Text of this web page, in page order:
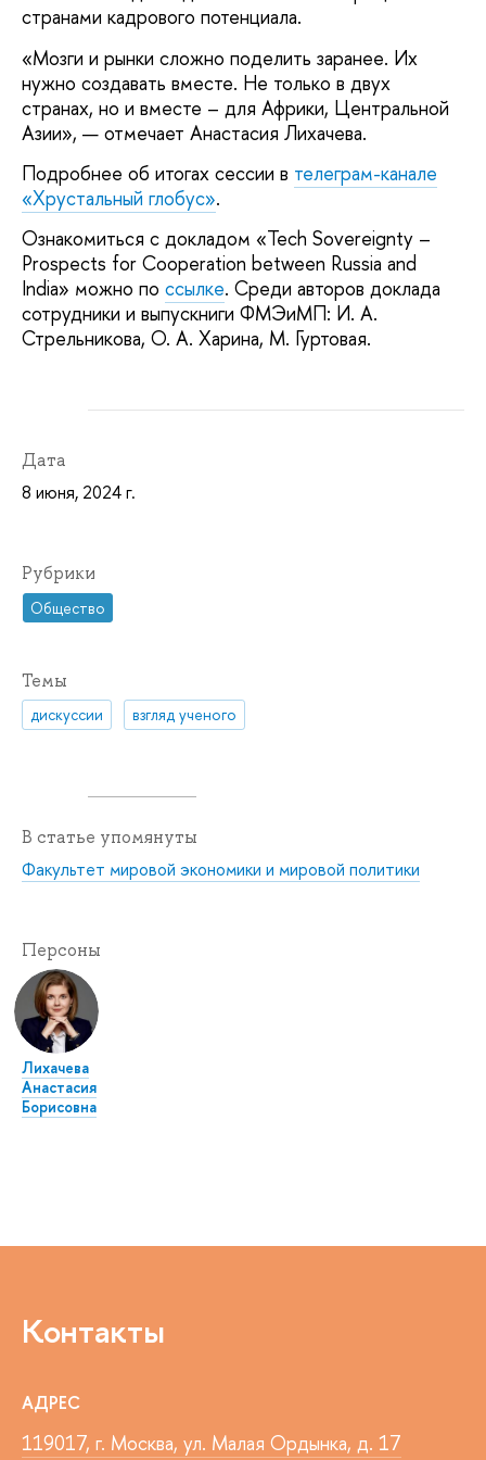
странами кадрового потенциала.
«Мозги и рынки сложно поделить заранее. Их
нужно создавать вместе. Не только в двух
странах, но и вместе – для Африки, Центральной
Азии», — отмечает Анастасия Лихачева.
Подробнее об итогах сессии в телеграм-канале
«Хрустальный глобус».
Ознакомиться с докладом «Tech Sovereignty –
Prospects for Cooperation between Russia and
India» можно по ссылке. Среди авторов доклада
сотрудники и выпускниги ФМЭиМП: И. А.
Стрельникова, О. А. Харина, М. Гуртовая.
Дата
8 июня, 2024 г.
Рубрики
Общество
Темы
дискуссии взгляд ученого
В статье упомянуты
Факультет мировой экономики и мировой политики
Персоны
Лихачева
Анастасия
Борисовна
Контакты
АДРЕС
119017, г. Москва, ул. Малая Ордынка, д. 17